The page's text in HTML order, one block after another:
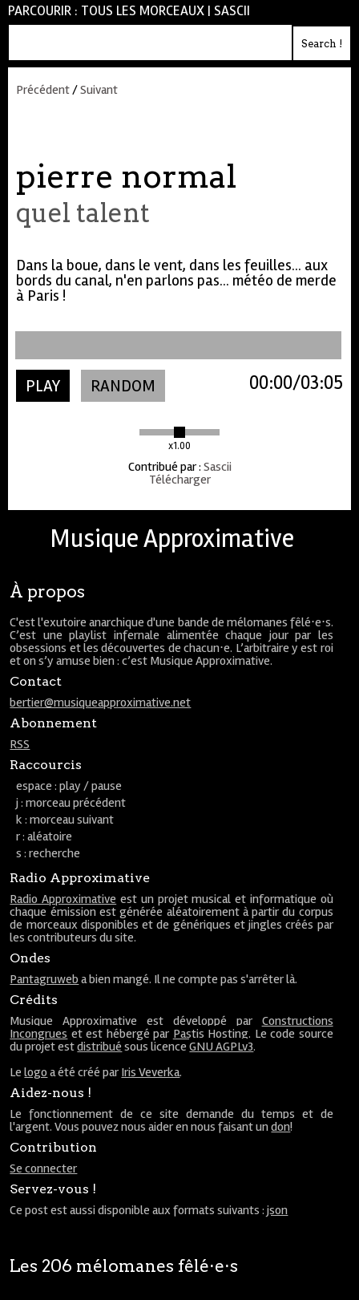
PARCOURIR : TOUS LES MORCEAUX | SASCII
Précédent/Suivant
pierre normal
quel talent
Dans la boue, dans le vent, dans les feuilles... aux
bords du canal, n'en parlons pas... météo de merde
à Paris !
PLAY RANDOM
x1.00
03:05
00:00
Contribué par: Sascii
Télécharger
Musique Approximative
À propos
C'est l'exutoire anarchique d'une bande de mélomanes fêlé⋅e⋅s.
C’est une playlist infernale alimentée chaque jour par les
obsessions et les découvertes de chacun⋅e. L’arbitraire y est roi
et on s’y amuse bien : c’est Musique Approximative.
Contact
bertier@musiqueapproximative.net
Abonnement
RSS
Raccourcis
espace : play / pause
j : morceau précédent
k : morceau suivant
r : aléatoire
s : recherche
Radio Approximative
Radio Approximative est un projet musical et informatique où
chaque émission est générée aléatoirement à partir du corpus
de morceaux disponibles et de génériques et jingles créés par
les contributeurs du site.
Ondes
Pantagruweb a bien mangé. Il ne compte pas s'arrêter là.
Crédits
Musique Approximative est développé par Constructions
Incongrues et est hébergé par Pastis Hosting. Le code source
du projet estdistribué sous licenceGNU AGPLv3.
Lelogo a été créé par Iris Veverka.
Aidez-nous !
Le fonctionnement de ce site demande du temps et de
l'argent. Vous pouvez nous aider en nous faisant undon!
Contribution
Se connecter
Servez-vous !
Ce post est aussi disponible aux formats suivants :json
Les 206 mélomanes fêlé⋅e⋅s